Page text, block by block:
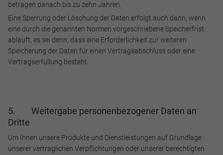
betragen danach bis zu zehn Jahren.
Eine Sperrung oder Löschung der Daten erfolgt auch dann, wenn
eine durch die genannten Normen vorgeschriebene Speicherfrist
abläuft, es sei denn, dass eine Erforderlichkeit zur weiteren
Speicherung der Daten für einen Vertragsabschluss oder eine
Vertragserfüllung besteht.
5. Weitergabe personenbezogener Daten an
Dritte
Um Ihnen unsere Produkte und Dienstleistungen auf Grundlage
unserer vertraglichen Verpflichtungen oder unserer berechtigten